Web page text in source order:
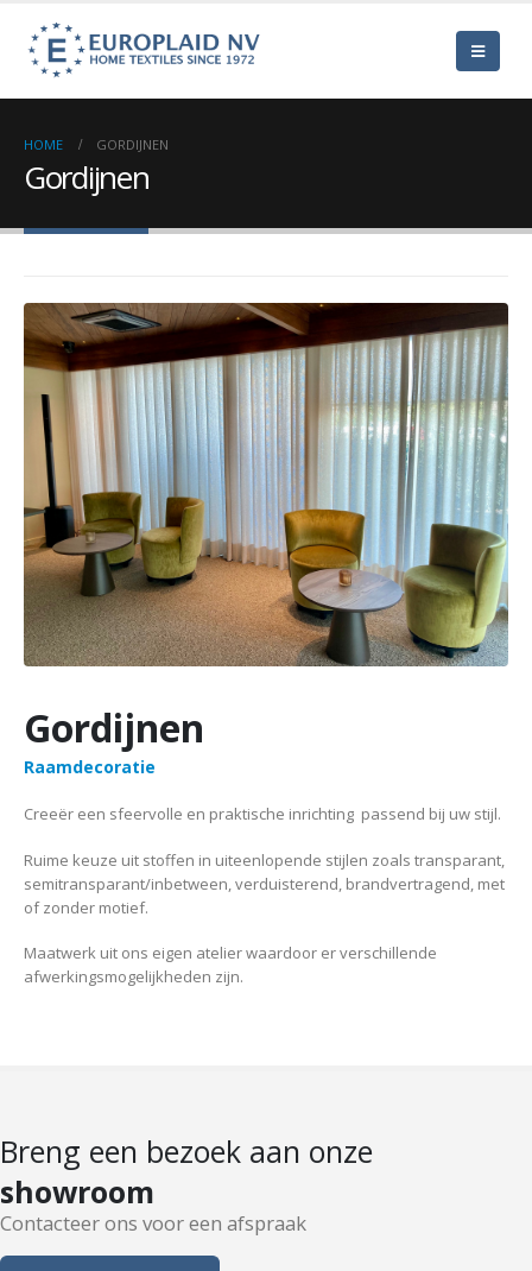
HOME GORDIJNEN
Gordijnen
Gordijnen
Raamdecoratie
Creeër een sfeervolle en praktische inrichting passend bij uw stijl.
Ruime keuze uit stoffen in uiteenlopende stijlen zoals transparant,
semitransparant/inbetween, verduisterend, brandvertragend, met
of zonder motief.
Maatwerk uit ons eigen atelier waardoor er verschillende
afwerkingsmogelijkheden zijn.
Breng een bezoek aan onze
showroom
Contacteer ons voor een afspraak